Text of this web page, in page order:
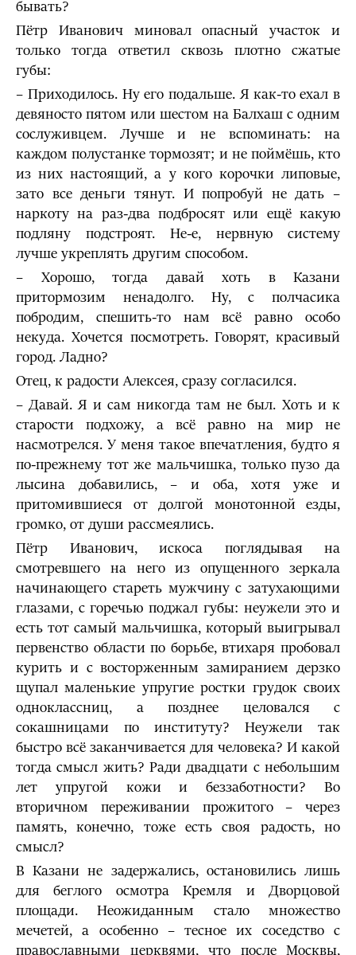
бывать?
Пётр Иванович миновал опасный участок и
только тогда ответил сквозь плотно сжатые
губы:
– Приходилось. Ну его подальше. Я как-то ехал в
девяносто пятом или шестом на Балхаш с одним
сослуживцем. Лучше и не вспоминать: на
каждом полустанке тормозят; и не поймёшь, кто
из них настоящий, а у кого корочки липовые,
зато все деньги тянут. И попробуй не дать –
наркоту на раз-два подбросят или ещё какую
подляну подстроят. Не-е, нервную систему
лучше укреплять другим способом.
– Хорошо, тогда давай хоть в Казани
притормозим ненадолго. Ну, с полчасика
побродим, спешить-то нам всё равно особо
некуда. Хочется посмотреть. Говорят, красивый
город. Ладно?
Отец, к радости Алексея, сразу согласился.
– Давай. Я и сам никогда там не был. Хоть и к
старости подхожу, а всё равно на мир не
насмотрелся. У меня такое впечатления, будто я
по-прежнему тот же мальчишка, только пузо да
лысина добавились, – и оба, хотя уже и
притомившиеся от долгой монотонной езды,
громко, от души рассмеялись.
Пётр Иванович, искоса поглядывая на
смотревшего на него из опущенного зеркала
начинающего стареть мужчину с затухающими
глазами, с горечью поджал губы: неужели это и
есть тот самый мальчишка, который выигрывал
первенство области по борьбе, втихаря пробовал
курить и с восторженным замиранием дерзко
щупал маленькие упругие ростки грудок своих
одноклассниц, а позднее целовался с
сокашницами по институту? Неужели так
быстро всё заканчивается для человека? И какой
тогда смысл жить? Ради двадцати с небольшим
лет упругой кожи и беззаботности? Во
вторичном переживании прожитого – через
память, конечно, тоже есть своя радость, но
смысл?
В Казани не задержались, остановились лишь
для беглого осмотра Кремля и Дворцовой
площади. Неожиданным стало множество
мечетей, а особенно – тесное их соседство с
православными церквями, что после Москвы,